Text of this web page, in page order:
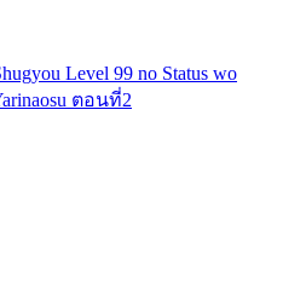
Level 99 no Status wo
ตอนที่2